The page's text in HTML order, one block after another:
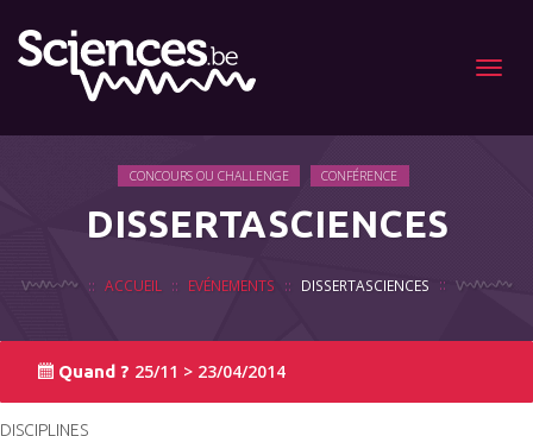
Menu
CONCOURS OU CHALLENGE CONFÉRENCE
DISSERTASCIENCES
ACCUEIL EVÉNEMENTS DISSERTASCIENCES
Quand ? 25/11 > 23/04/2014
DISCIPLINES